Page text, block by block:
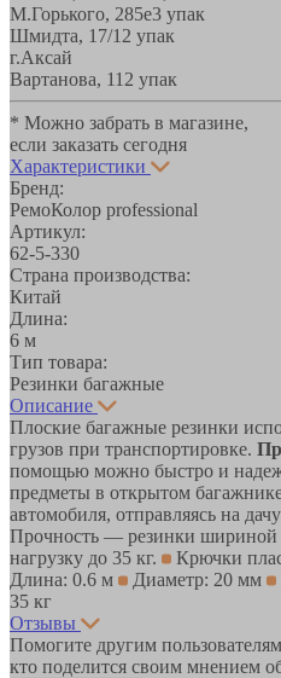
М.Горького, 285е3 упак
Шмидта, 17/1 2 упак
г.Аксай
Вартанова, 11 2 упак
* Можно забрать в магазине,
если заказать сегодня
Характеристики
Бренд:
РемоКолор professional
Артикул:
62-5-330
Страна производства:
Китай
Длина:
6 м
Тип товара:
Резинки багажные
Описание
Плоские багажные резинки
грузов при транспортировке.
помощью можно быстро и
предметы в открытом
автомобиля, отправляясь на
Прочность — резинки шириной
нагрузку до 35 кг.
Крючки
Длина: 0.6 м
Диаметр: 20 мм
35 кг
Отзывы
Помогите другим
кто поделится своим мнением